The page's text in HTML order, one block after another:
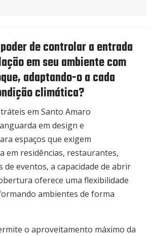
de controlar a entrada
em seu ambiente com
adaptando-o a cada
climática?
em Santo Amaro
em design e
espaços que exigem
em residências, restaurantes,
de eventos, a capacidade de abrir
oferece uma flexibilidade
ambientes de forma
o aproveitamento máximo da